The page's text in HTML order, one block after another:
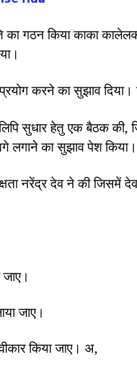
का गठन किया काका
करने का सुझाव दिया।
सुधार हेतु एक बैठक की,
लगाने का सुझाव पेश किया।
नरेंद्र देव ने की जिसमें
जाए।
किया जाए। अ,